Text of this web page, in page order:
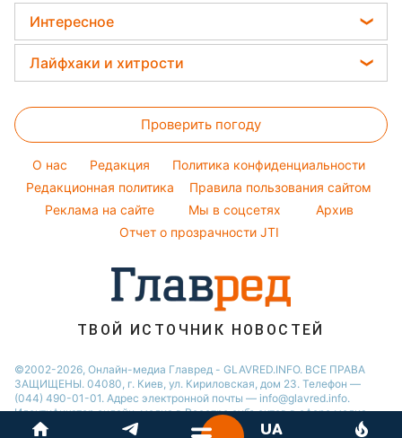
Главред, скриншот
Поп-король получил серьезную травму,
которая и стала причиной операции на
носу.
ad